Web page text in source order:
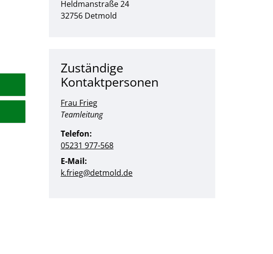
Straße:
Heldmanstraße Hausnummer:
24
PLZ:
32756 Ort:
Detmold
Zuständige
Kontaktpersonen
Frau Frieg
Position:
Teamleitung
Telefon:
05231 977-568
E-Mail:
k.frieg@detmold.de